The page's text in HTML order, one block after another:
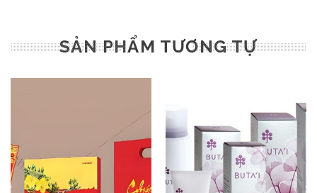
SẢN PHẨM TƯƠNG TỰ